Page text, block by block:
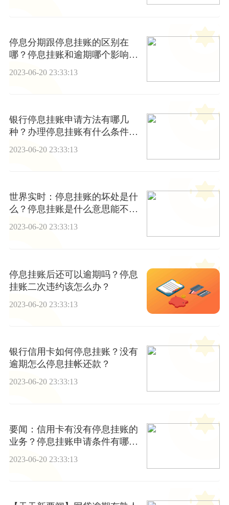
停息分期跟停息挂账的区别在
哪？停息挂账和逾期哪个影响
2023-06-20 23:33:13
银行停息挂账申请方法有哪几
种？办理停息挂账有什么条件
吗？
2023-06-20 23:33:13
世界实时：停息挂账的坏处是什
么？停息挂账是什么意思能不能
相信？
2023-06-20 23:33:13
停息挂账后还可以逾期吗？停息
挂账二次违约该怎么办？
2023-06-20 23:33:13
银行信用卡如何停息挂账？没有
逾期怎么停息挂帐还款？
2023-06-20 23:33:13
要闻：信用卡有没有停息挂账的
业务？停息挂账申请条件有哪
2023-06-20 23:33:13